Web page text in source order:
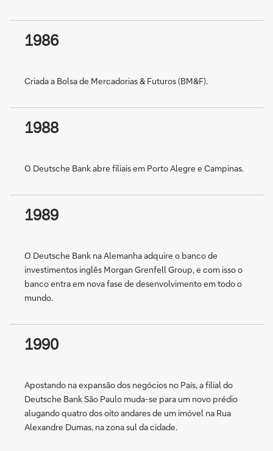
1986
Criada a Bolsa de Mercadorias & Futuros (BM&F).
1988
O Deutsche Bank abre filiais em Porto Alegre e Campinas.
1989
O Deutsche Bank na Alemanha adquire o banco de
investimentos inglês Morgan Grenfell Group, e com isso o
banco entra em nova fase de desenvolvimento em todo o
mundo.
1990
Apostando na expansão dos negócios no País, a filial do
Deutsche Bank São Paulo muda-se para um novo prédio
alugando quatro dos oito andares de um imóvel na Rua
Alexandre Dumas, na zona sul da cidade.